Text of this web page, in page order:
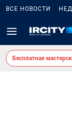
ВСЕ НОВОСТИ
Бесплатная